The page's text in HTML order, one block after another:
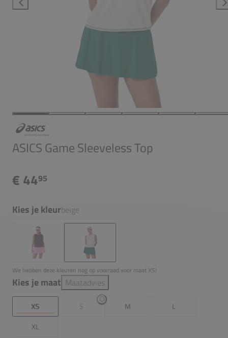
ASICS Game Sleeveless Top
€ 4495
Kies je kleurbeige
We hebben deze kleuren nog op voorraad voor maat XS!
Kies je maat Maatadvies
XS S M
L
XL